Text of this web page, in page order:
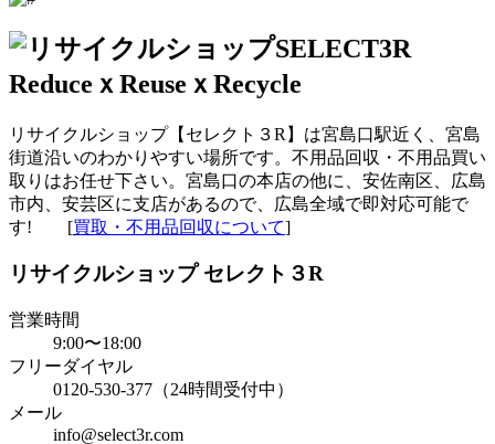
リサイクルショップ【セレクト３R】は宮島口駅近く、宮島
街道沿いのわかりやすい場所です。不用品回収・不用品買い
取りはお任せ下さい。宮島口の本店の他に、安佐南区、広島
市内、安芸区に支店があるので、広島全域で即対応可能で
す! [買取・不用品回収について]
リサイクルショップ セレクト３R
営業時間
9:00〜18:00
フリーダイヤル
0120-530-377（24時間受付中）
メール
info@select3r.com